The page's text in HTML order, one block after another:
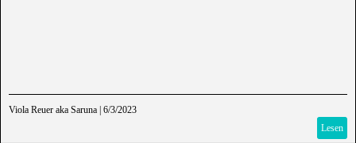
Viola Reuer aka Saruna 6/3/2023
Lesen